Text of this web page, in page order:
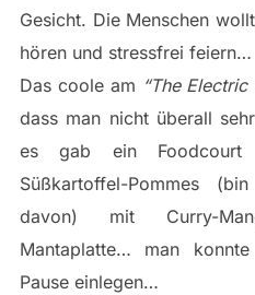
Gesicht. Die Menschen
hören und stressfrei feiern…
Das coole am “The Electric
dass man nicht überall
es gab ein Foodcourt
Süßkartoffel-Pommes
davon) mit Curry-
Mantaplatte… man
Pause einlegen…